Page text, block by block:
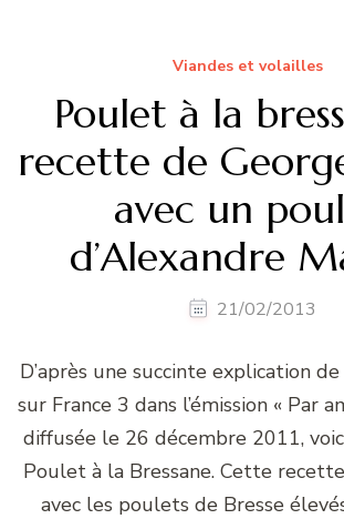
Viandes et volailles
Poulet à la
recette de
avec un
d’Alexandre
21/02/2013
D’après une succinte explication
sur France 3 dans l’émission « Par
diffusée le 26 décembre 2011,
Poulet à la Bressane. Cette
avec les poulets de Bresse